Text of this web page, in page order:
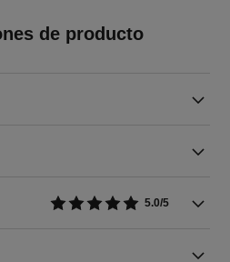
de producto
5.0/5